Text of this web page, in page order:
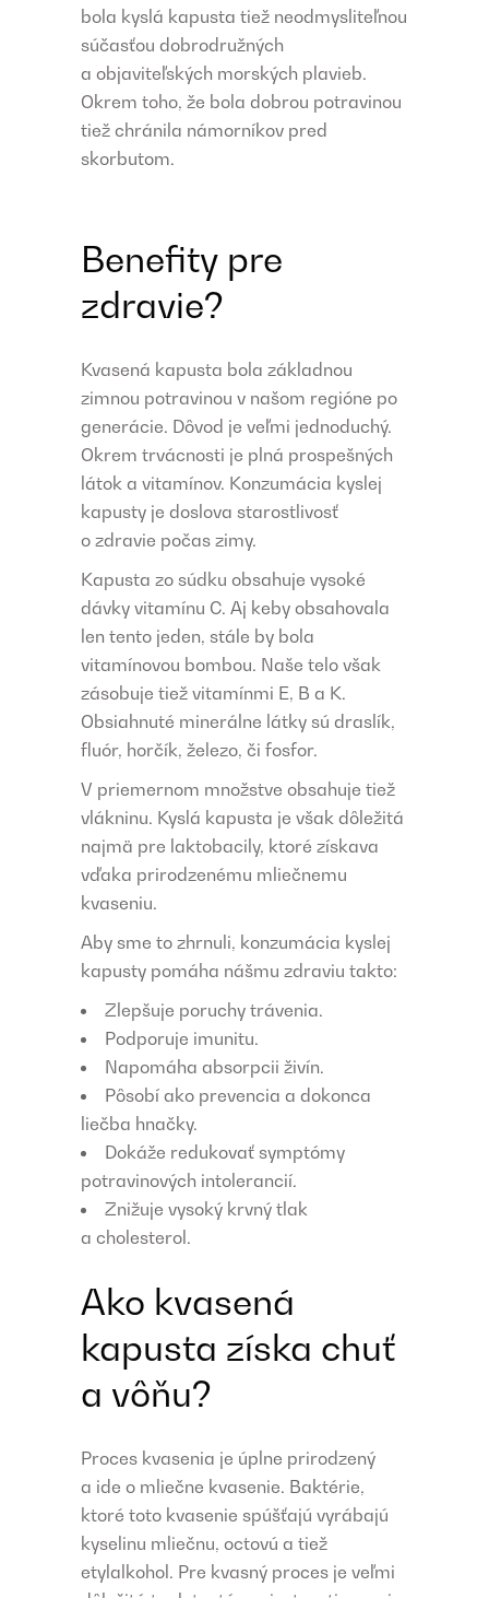
bola kyslá kapusta tiež neodmysliteľnou
súčasťou dobrodružných
a objaviteľských morských plavieb.
Okrem toho, že bola dobrou potravinou
tiež chránila námorníkov pred
skorbutom.
Benefity pre
zdravie?
Kvasená kapusta bola základnou
zimnou potravinou v našom regióne po
generácie. Dôvod je veľmi jednoduchý.
Okrem trvácnosti je plná prospešných
látok a vitamínov. Konzumácia kyslej
kapusty je doslova starostlivosť
o zdravie počas zimy.
Kapusta zo súdku obsahuje vysoké
dávky vitamínu C. Aj keby obsahovala
len tento jeden, stále by bola
vitamínovou bombou. Naše telo však
zásobuje tiež vitamínmi E, B a K.
Obsiahnuté minerálne látky sú draslík,
fluór, horčík, železo, či fosfor.
V priemernom množstve obsahuje tiež
vlákninu. Kyslá kapusta je však dôležitá
najmä pre laktobacily, ktoré získava
vďaka prirodzenému mliečnemu
kvaseniu.
Aby sme to zhrnuli, konzumácia kyslej
kapusty pomáha nášmu zdraviu takto:
Zlepšuje poruchy trávenia.
Podporuje imunitu.
Napomáha absorpcii živín.
Pôsobí ako prevencia a dokonca
liečba hnačky.
Dokáže redukovať symptómy
potravinových intolerancií.
Znižuje vysoký krvný tlak
a cholesterol.
Ako kvasená
kapusta získa chuť
a vôňu?
Proces kvasenia je úplne prirodzený
a ide o mliečne kvasenie. Baktérie,
ktoré toto kvasenie spúšťajú vyrábajú
kyselinu mliečnu, octovú a tiež
etylalkohol. Pre kvasný proces je veľmi